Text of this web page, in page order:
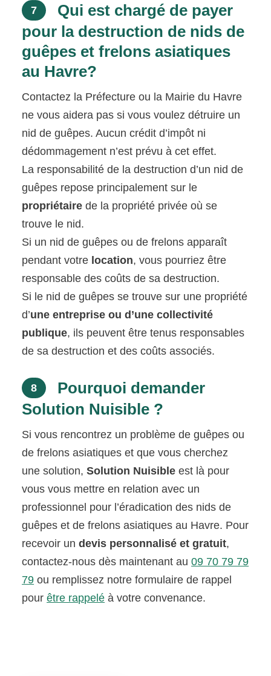
7
Qui est chargé de payer
pour la destruction de nids de
guêpes et frelons asiatiques
au Havre?
Contactez la Préfecture ou la Mairie du Havre
ne vous aidera pas si vous voulez détruire un
nid de guêpes. Aucun crédit d’impôt ni
dédommagement n’est prévu à cet effet.
La responsabilité de la destruction d’un nid de
guêpes repose principalement sur le
propriétaire de la propriété privée où se
trouve le nid.
Si un nid de guêpes ou de frelons apparaît
pendant votre location, vous pourriez être
responsable des coûts de sa destruction.
Si le nid de guêpes se trouve sur une propriété
d’une entreprise ou d’une collectivité
publique, ils peuvent être tenus responsables
de sa destruction et des coûts associés.
8
Pourquoi demander
Solution Nuisible ?
Si vous rencontrez un problème de guêpes ou
de frelons asiatiques et que vous cherchez
une solution,Solution Nuisible est là pour
vous vous mettre en relation avec un
professionnel pour l’éradication des nids de
guêpes et de frelons asiatiques au Havre. Pour
recevoir undevis personnalisé et gratuit,
contactez-nous dès maintenant au09 70 79 79
79 ou remplissez notre formulaire de rappel
pourêtre rappelé à votre convenance.